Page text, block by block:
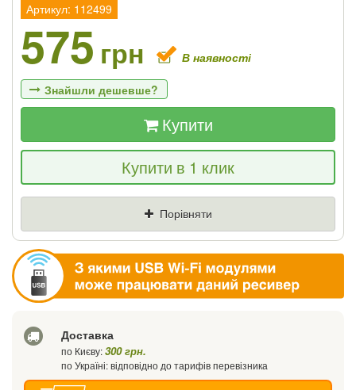
Артикул: 112499
575 грн В наявності
Знайшли дешевше?
Якщо Ви знайдете товар дешевше - ми
знизимо ціну і подаруємо % від різниці
Ваш телефон
Купити
Купити в 1 клик
Порівняти
Доставка
по Києву:300 грн.
по Україні: відповідно до тарифів перевізника